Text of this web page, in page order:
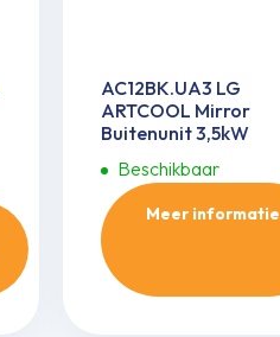
AC12BK.UA3 LG
ARTCOOL Mirror
Buitenunit 3,5kW
Beschikbaar
Meer informatie